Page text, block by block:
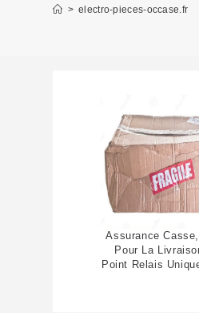
> electro-pieces-occase.fr
Assurance
Pour La
Point Relais